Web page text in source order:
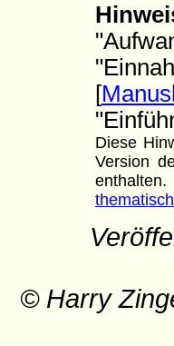
[
Diese
Version
© Harry